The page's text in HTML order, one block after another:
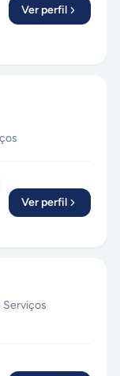
Ver perfil
Ver perfil
Serviços